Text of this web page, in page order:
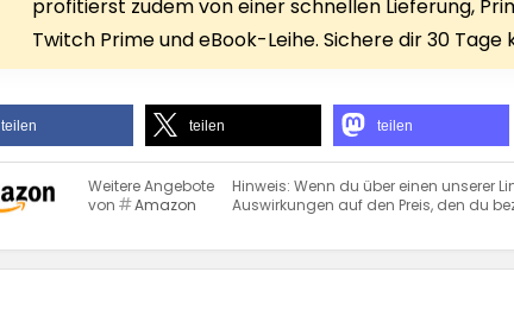
profitierst zudem von einer schnellen Lieferung,
Twitch Prime und eBook-Leihe. Sichere dir 30 Tage
teilen teilen teilen
Weitere Angebote
von
Amazon
Hinweis: Wenn du über einen unserer
Auswirkungen auf den Preis, den du